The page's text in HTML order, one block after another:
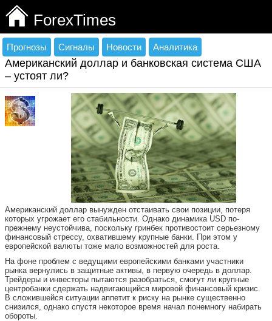
ForexTimes
Прогнозы Сигналы Новости Аналитика
Американский доллар и банковская система США
– устоят ли?
Американский доллар вынужден отстаивать свои позиции, потеря
которых угрожает его стабильности. Однако динамика USD по-
прежнему неустойчива, поскольку гринбек противостоит серьезному
финансовый стрессу, охватившему крупные банки. При этом у
европейской валюты тоже мало возможностей для роста.
На фоне проблем с ведущими европейскими банками участники
рынка вернулись в защитные активы, в первую очередь в доллар.
Трейдеры и инвесторы пытаются разобраться, смогут ли крупные
центробанки сдержать надвигающийся мировой финансовый кризис.
В сложившейся ситуации аппетит к риску на рынке существенно
снизился, однако спустя некоторое время начал понемногу набирать
обороты.